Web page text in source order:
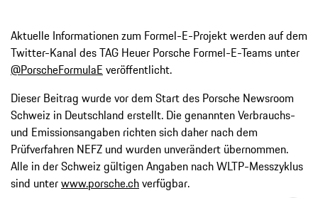
Aktuelle Informationen zum Formel-E-Projekt werden auf dem
Twitter-Kanal des TAG Heuer Porsche Formel-E-Teams unter
@PorscheFormulaE veröffentlicht.
Dieser Beitrag wurde vor dem Start des Porsche Newsroom
Schweiz in Deutschland erstellt. Die genannten Verbrauchs-
und Emissionsangaben richten sich daher nach dem
Prüfverfahren NEFZ und wurden unverändert übernommen.
Alle in der Schweiz gültigen Angaben nach WLTP-Messzyklus
sind unterwww.porsche.chverfügbar.